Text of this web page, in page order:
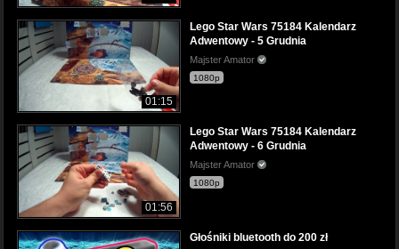
01:15
Lego Star Wars 75184 Kalendarz
Adwentowy - 5 Grudnia
Majster Amator
1080p
01:56
Lego Star Wars 75184 Kalendarz
Adwentowy - 6 Grudnia
Majster Amator
1080p
Głośniki bluetooth do 200 zł